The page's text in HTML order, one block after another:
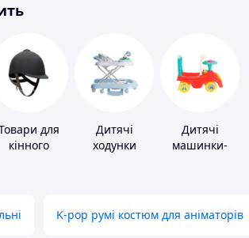
для
кінного
Дитячі
ходунки
Дитячі
машинки-
K-pop румі костюм для аніматорів